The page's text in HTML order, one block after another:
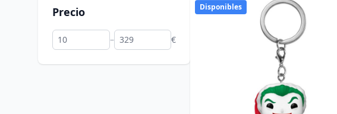
Precio
– €
Disponibles